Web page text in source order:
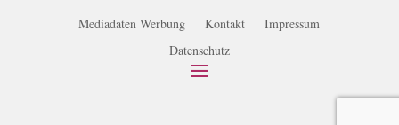
Mediadaten Werbung Kontakt
Impressum
Datenschutz